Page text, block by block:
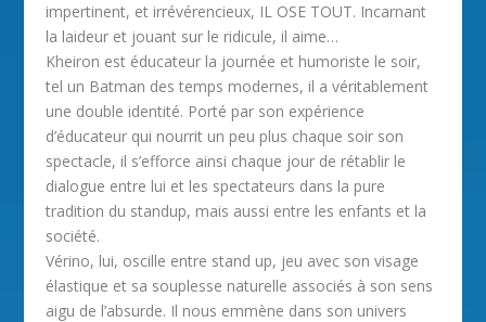
impertinent, et irrévérencieux, IL OSE TOUT. Incarnant
la laideur et jouant sur le ridicule, il aime…
Kheiron est éducateur la journée et humoriste le soir,
tel un Batman des temps modernes, il a véritablement
une double identité. Porté par son expérience
d’éducateur qui nourrit un peu plus chaque soir son
spectacle, il s’efforce ainsi chaque jour de rétablir le
dialogue entre lui et les spectateurs dans la pure
tradition du standup, mais aussi entre les enfants et la
société.
Vérino, lui, oscille entre stand up, jeu avec son visage
élastique et sa souplesse naturelle associés à son sens
aigu de l’absurde. Il nous emmène dans son univers